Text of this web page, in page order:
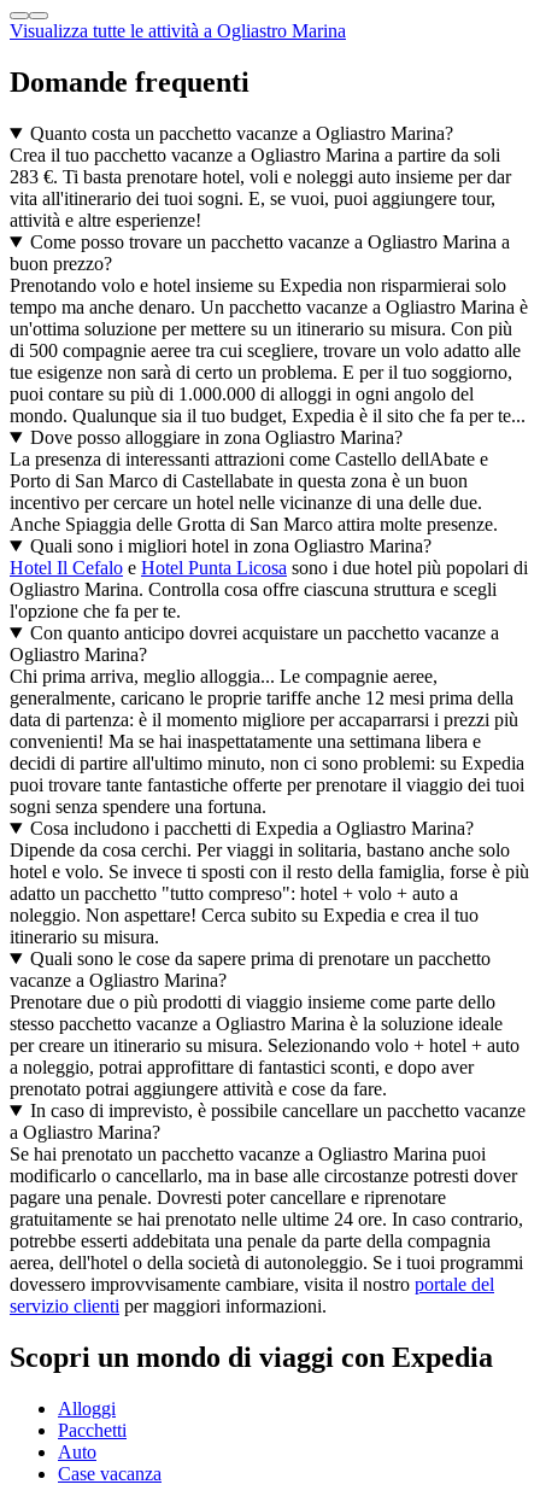
Visualizza tutte le attività a Ogliastro Marina
Domande frequenti
Quanto costa un pacchetto vacanze a Ogliastro Marina?
Crea il tuo pacchetto vacanze a Ogliastro Marina a partire da soli
283 €. Ti basta prenotare hotel, voli e noleggi auto insieme per dar
vita all'itinerario dei tuoi sogni. E, se vuoi, puoi aggiungere tour,
attività e altre esperienze!
Come posso trovare un pacchetto vacanze a Ogliastro Marina a
buon prezzo?
Prenotando volo e hotel insieme su Expedia non risparmierai solo
tempo ma anche denaro. Un pacchetto vacanze a Ogliastro Marina è
un'ottima soluzione per mettere su un itinerario su misura. Con più
di 500 compagnie aeree tra cui scegliere, trovare un volo adatto alle
tue esigenze non sarà di certo un problema. E per il tuo soggiorno,
puoi contare su più di 1.000.000 di alloggi in ogni angolo del
mondo. Qualunque sia il tuo budget, Expedia è il sito che fa per te...
Dove posso alloggiare in zona Ogliastro Marina?
La presenza di interessanti attrazioni come Castello dellAbate e
Porto di San Marco di Castellabate in questa zona è un buon
incentivo per cercare un hotel nelle vicinanze di una delle due.
Anche Spiaggia delle Grotta di San Marco attira molte presenze.
Quali sono i migliori hotel in zona Ogliastro Marina?
Hotel Il Cefalo e Hotel Punta Licosa sono i due hotel più popolari di
Ogliastro Marina. Controlla cosa offre ciascuna struttura e scegli
l'opzione che fa per te.
Con quanto anticipo dovrei acquistare un pacchetto vacanze a
Ogliastro Marina?
Chi prima arriva, meglio alloggia... Le compagnie aeree,
generalmente, caricano le proprie tariffe anche 12 mesi prima della
data di partenza: è il momento migliore per accaparrarsi i prezzi più
convenienti! Ma se hai inaspettatamente una settimana libera e
decidi di partire all'ultimo minuto, non ci sono problemi: su Expedia
puoi trovare tante fantastiche offerte per prenotare il viaggio dei tuoi
sogni senza spendere una fortuna.
Cosa includono i pacchetti di Expedia a Ogliastro Marina?
Dipende da cosa cerchi. Per viaggi in solitaria, bastano anche solo
hotel e volo. Se invece ti sposti con il resto della famiglia, forse è più
adatto un pacchetto "tutto compreso": hotel + volo + auto a
noleggio. Non aspettare! Cerca subito su Expedia e crea il tuo
itinerario su misura.
Quali sono le cose da sapere prima di prenotare un pacchetto
vacanze a Ogliastro Marina?
Prenotare due o più prodotti di viaggio insieme come parte dello
stesso pacchetto vacanze a Ogliastro Marina è la soluzione ideale
per creare un itinerario su misura. Selezionando volo + hotel + auto
a noleggio, potrai approfittare di fantastici sconti, e dopo aver
prenotato potrai aggiungere attività e cose da fare.
In caso di imprevisto, è possibile cancellare un pacchetto vacanze
a Ogliastro Marina?
Se hai prenotato un pacchetto vacanze a Ogliastro Marina puoi
modificarlo o cancellarlo, ma in base alle circostanze potresti dover
pagare una penale. Dovresti poter cancellare e riprenotare
gratuitamente se hai prenotato nelle ultime 24 ore. In caso contrario,
potrebbe esserti addebitata una penale da parte della compagnia
aerea, dell'hotel o della società di autonoleggio. Se i tuoi programmi
dovessero improvvisamente cambiare, visita il nostro portale del
servizio clienti per maggiori informazioni.
Scopri un mondo di viaggi con Expedia
Alloggi
Pacchetti
Auto
Case vacanza